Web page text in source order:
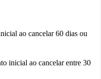
ao cancelar 60 dias ou
inicial ao cancelar entre 30